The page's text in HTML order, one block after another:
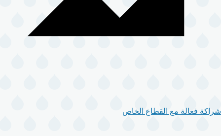
شراكة فعالة مع القطاع الخاص